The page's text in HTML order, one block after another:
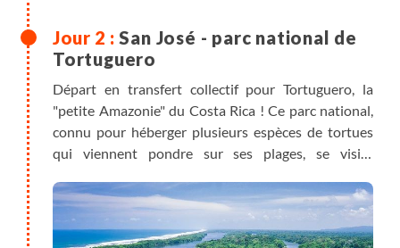
San José - parc national de
Tortuguero
Départ en transfert collectif pour Tortuguero, la
"petite Amazonie" du Costa Rica ! Ce parc national,
connu pour héberger plusieurs espèces de tortues
qui viennent pondre sur ses plages, se visite
s'entremêlent. Petit déjeuner en cours de route.
Arrivée à l'embarcadère et navigation jusqu'à votre
hébergement (1h30 de bateau sur les canaux).